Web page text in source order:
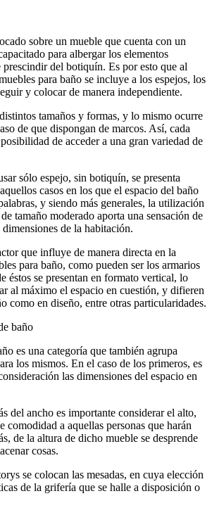
sobre un mueble que cuenta con un
para albergar los elementos
prescindir del botiquín. Es por esto que al
para baño se incluye a los espejos, los
y colocar de manera independiente.
tamaños y formas, y lo mismo ocurre
de que dispongan de marcos. Así, cada
de acceder a una gran variedad de
sólo espejo, sin botiquín, se presenta
casos en los que el espacio del baño
y siendo más generales, la utilización
tamaño moderado aporta una sensación de
de la habitación.
que influye de manera directa en la
para baño, como pueden ser los armarios
éstos se presentan en formato vertical, lo
al máximo el espacio en cuestión, y difieren
como en diseño, entre otras particularidades.
es una categoría que también agrupa
los mismos. En el caso de los primeros, es
las dimensiones del espacio en
del ancho es importante considerar el alto,
comodidad a aquellas personas que harán
de la altura de dicho mueble se desprende
cosas.
se colocan las mesadas, en cuya elección
de la grifería que se halle a disposición o